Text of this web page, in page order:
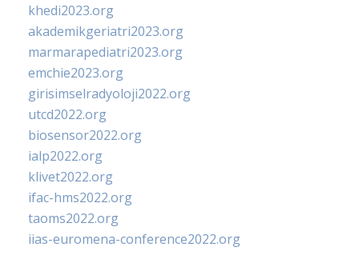
khedi2023.org
akademikgeriatri2023.org
marmarapediatri2023.org
emchie2023.org
girisimselradyoloji2022.org
utcd2022.org
biosensor2022.org
ialp2022.org
klivet2022.org
ifac-hms2022.org
taoms2022.org
iias-euromena-conference2022.org